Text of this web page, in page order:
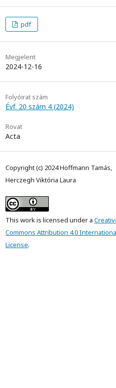
pdf
Megjelent
2024-12-16
Folyóirat szám
Évf. 20 szám 4 (2024)
Rovat
Acta
Copyright (c) 2024 Hoffmann Tamás,
Herczegh Viktória Laura
This work is licensed under a
Commons Attribution 4.0
License.